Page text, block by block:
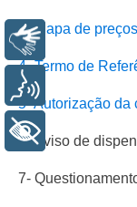
3- Mapa de preços
4- Termo de
5- Autorização da
6- Aviso de
7-
Libras